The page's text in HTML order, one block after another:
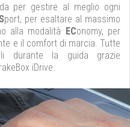
per gestire al meglio ogni
Sport, per esaltare al massimo
alla modalità EConomy, per
e il comfort di marcia. Tutte
durante la guida grazie
iDrive.